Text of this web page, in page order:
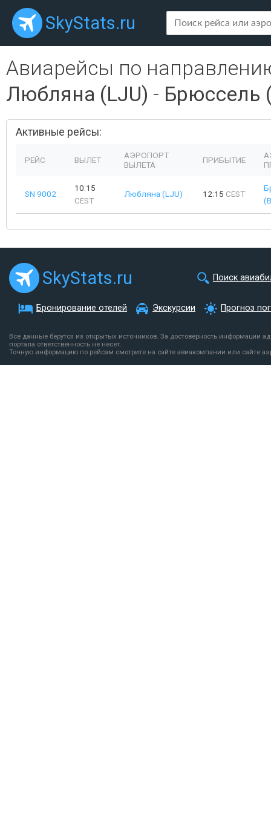
SkyStats.ru
Авиарейсы по
Любляна (LJU) - Брюссель
Активные рейсы:
РЕЙС ВЫЛЕТ
АЭРОПОРТ
ВЫЛЕТА
ПРИБЫТИЕ
SN 9002
10:15
CEST
Любляна (LJU) 12:15 CEST
SkyStats.ru Поиск
Бронирование отелей Экскурсии Прогноз
Все данные берутся из открытых источников. За достоверность информации
портала ответственность не несет.
Точную информацию по рейсам смотрите на сайте авиакомпании или сайте